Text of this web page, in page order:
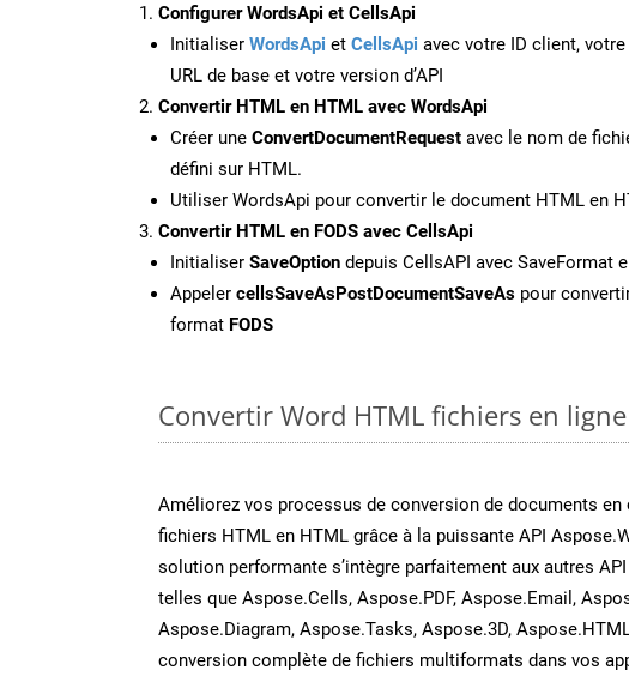
Configurer WordsApi et CellsApi
Initialiser WordsApi et CellsApi avec votre ID client,
URL de base et votre version d’API
Convertir HTML en HTML avec WordsApi
Créer une ConvertDocumentRequest avec le nom de
défini sur HTML.
Utiliser WordsApi pour convertir le document HTML en
Convertir HTML en FODS avec CellsApi
Initialiser SaveOption depuis CellsAPI avec SaveFormat
Appeler cellsSaveAsPostDocumentSaveAs pour
format FODS
Convertir Word HTML fichiers en
Améliorez vos processus de conversion de documents
fichiers HTML en HTML grâce à la puissante API
solution performante s’intègre parfaitement aux autres
telles que Aspose.Cells, Aspose.PDF, Aspose.Email,
Aspose.Diagram, Aspose.Tasks, Aspose.3D,
conversion complète de fichiers multiformats dans vos